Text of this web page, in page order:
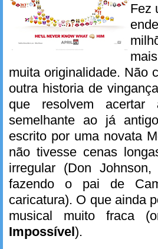
Fez
muita originalidade. Não
outra historia de
que resolvem
semelhante ao já
escrito por uma novata
não tivesse cenas
irregular (Don
fazendo o pai de
caricatura). O que ainda
musical muito fraca
Impossível).